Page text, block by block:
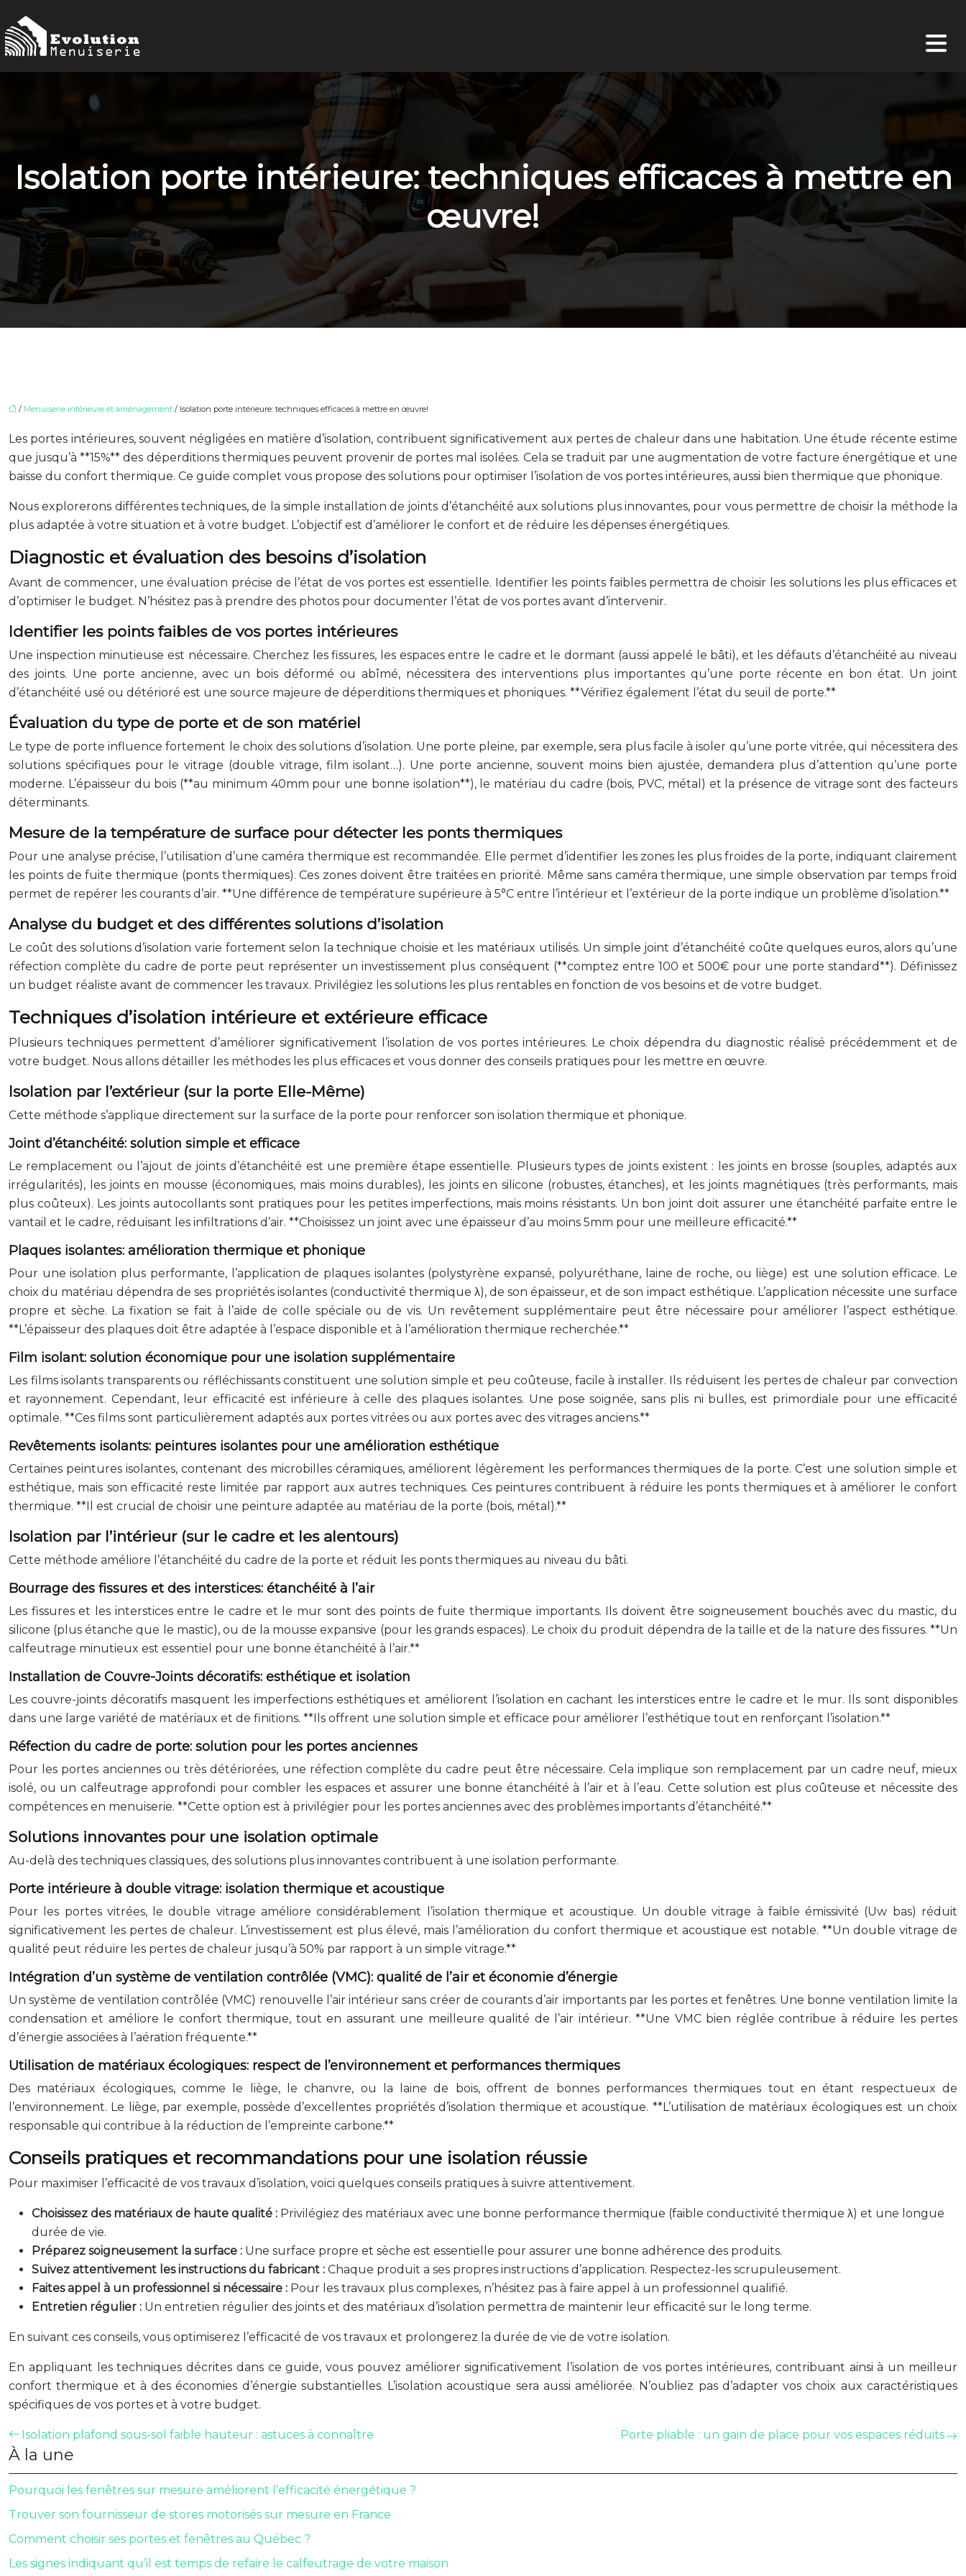
Isolation porte intérieure: techniques efficaces à mettre en
œuvre!
/ Menuiserie intérieure et aménagement / Isolation porte intérieure: techniques efficaces à mettre en œuvre!
Les portes intérieures, souvent négligées en matière d’isolation, contribuent significativement aux pertes de chaleur dans une habitation. Une étude récente estime
que jusqu’à **15%** des déperditions thermiques peuvent provenir de portes mal isolées. Cela se traduit par une augmentation de votre facture énergétique et une
baisse du confort thermique. Ce guide complet vous propose des solutions pour optimiser l’isolation de vos portes intérieures, aussi bien thermique que phonique.
Nous explorerons différentes techniques, de la simple installation de joints d’étanchéité aux solutions plus innovantes, pour vous permettre de choisir la méthode la
plus adaptée à votre situation et à votre budget. L’objectif est d’améliorer le confort et de réduire les dépenses énergétiques.
Diagnostic et évaluation des besoins d’isolation
Avant de commencer, une évaluation précise de l’état de vos portes est essentielle. Identifier les points faibles permettra de choisir les solutions les plus efficaces et
d’optimiser le budget. N’hésitez pas à prendre des photos pour documenter l’état de vos portes avant d’intervenir.
Identifier les points faibles de vos portes intérieures
Une inspection minutieuse est nécessaire. Cherchez les fissures, les espaces entre le cadre et le dormant (aussi appelé le bâti), et les défauts d’étanchéité au niveau
des joints. Une porte ancienne, avec un bois déformé ou abîmé, nécessitera des interventions plus importantes qu’une porte récente en bon état. Un joint
d’étanchéité usé ou détérioré est une source majeure de déperditions thermiques et phoniques. **Vérifiez également l’état du seuil de porte.**
Évaluation du type de porte et de son matériel
Le type de porte influence fortement le choix des solutions d’isolation. Une porte pleine, par exemple, sera plus facile à isoler qu’une porte vitrée, qui nécessitera des
solutions spécifiques pour le vitrage (double vitrage, film isolant…). Une porte ancienne, souvent moins bien ajustée, demandera plus d’attention qu’une porte
moderne. L’épaisseur du bois (**au minimum 40mm pour une bonne isolation**), le matériau du cadre (bois, PVC, métal) et la présence de vitrage sont des facteurs
déterminants.
Mesure de la température de surface pour détecter les ponts thermiques
Pour une analyse précise, l’utilisation d’une caméra thermique est recommandée. Elle permet d’identifier les zones les plus froides de la porte, indiquant clairement
les points de fuite thermique (ponts thermiques). Ces zones doivent être traitées en priorité. Même sans caméra thermique, une simple observation par temps froid
permet de repérer les courants d’air. **Une différence de température supérieure à 5°C entre l’intérieur et l’extérieur de la porte indique un problème d’isolation.**
Analyse du budget et des différentes solutions d’isolation
Le coût des solutions d’isolation varie fortement selon la technique choisie et les matériaux utilisés. Un simple joint d’étanchéité coûte quelques euros, alors qu’une
réfection complète du cadre de porte peut représenter un investissement plus conséquent (**comptez entre 100 et 500€ pour une porte standard**). Définissez
un budget réaliste avant de commencer les travaux. Privilégiez les solutions les plus rentables en fonction de vos besoins et de votre budget.
Techniques d’isolation intérieure et extérieure efficace
Plusieurs techniques permettent d’améliorer significativement l’isolation de vos portes intérieures. Le choix dépendra du diagnostic réalisé précédemment et de
votre budget. Nous allons détailler les méthodes les plus efficaces et vous donner des conseils pratiques pour les mettre en œuvre.
Isolation par l’extérieur (sur la porte Elle-Même)
Cette méthode s’applique directement sur la surface de la porte pour renforcer son isolation thermique et phonique.
Joint d’étanchéité: solution simple et efficace
Le remplacement ou l’ajout de joints d’étanchéité est une première étape essentielle. Plusieurs types de joints existent : les joints en brosse (souples, adaptés aux
irrégularités), les joints en mousse (économiques, mais moins durables), les joints en silicone (robustes, étanches), et les joints magnétiques (très performants, mais
plus coûteux). Les joints autocollants sont pratiques pour les petites imperfections, mais moins résistants. Un bon joint doit assurer une étanchéité parfaite entre le
vantail et le cadre, réduisant les infiltrations d’air. **Choisissez un joint avec une épaisseur d’au moins 5mm pour une meilleure efficacité.**
Plaques isolantes: amélioration thermique et phonique
Pour une isolation plus performante, l’application de plaques isolantes (polystyrène expansé, polyuréthane, laine de roche, ou liège) est une solution efficace. Le
choix du matériau dépendra de ses propriétés isolantes (conductivité thermique λ), de son épaisseur, et de son impact esthétique. L’application nécessite une surface
propre et sèche. La fixation se fait à l’aide de colle spéciale ou de vis. Un revêtement supplémentaire peut être nécessaire pour améliorer l’aspect esthétique.
**L’épaisseur des plaques doit être adaptée à l’espace disponible et à l’amélioration thermique recherchée.**
Film isolant: solution économique pour une isolation supplémentaire
Les films isolants transparents ou réfléchissants constituent une solution simple et peu coûteuse, facile à installer. Ils réduisent les pertes de chaleur par convection
et rayonnement. Cependant, leur efficacité est inférieure à celle des plaques isolantes. Une pose soignée, sans plis ni bulles, est primordiale pour une efficacité
optimale. **Ces films sont particulièrement adaptés aux portes vitrées ou aux portes avec des vitrages anciens.**
Revêtements isolants: peintures isolantes pour une amélioration esthétique
Certaines peintures isolantes, contenant des microbilles céramiques, améliorent légèrement les performances thermiques de la porte. C’est une solution simple et
esthétique, mais son efficacité reste limitée par rapport aux autres techniques. Ces peintures contribuent à réduire les ponts thermiques et à améliorer le confort
thermique. **Il est crucial de choisir une peinture adaptée au matériau de la porte (bois, métal).**
Isolation par l’intérieur (sur le cadre et les alentours)
Cette méthode améliore l’étanchéité du cadre de la porte et réduit les ponts thermiques au niveau du bâti.
Bourrage des fissures et des interstices: étanchéité à l’air
Les fissures et les interstices entre le cadre et le mur sont des points de fuite thermique importants. Ils doivent être soigneusement bouchés avec du mastic, du
silicone (plus étanche que le mastic), ou de la mousse expansive (pour les grands espaces). Le choix du produit dépendra de la taille et de la nature des fissures. **Un
calfeutrage minutieux est essentiel pour une bonne étanchéité à l’air.**
Installation de Couvre-Joints décoratifs: esthétique et isolation
Les couvre-joints décoratifs masquent les imperfections esthétiques et améliorent l’isolation en cachant les interstices entre le cadre et le mur. Ils sont disponibles
dans une large variété de matériaux et de finitions. **Ils offrent une solution simple et efficace pour améliorer l’esthétique tout en renforçant l’isolation.**
Réfection du cadre de porte: solution pour les portes anciennes
Pour les portes anciennes ou très détériorées, une réfection complète du cadre peut être nécessaire. Cela implique son remplacement par un cadre neuf, mieux
isolé, ou un calfeutrage approfondi pour combler les espaces et assurer une bonne étanchéité à l’air et à l’eau. Cette solution est plus coûteuse et nécessite des
compétences en menuiserie. **Cette option est à privilégier pour les portes anciennes avec des problèmes importants d’étanchéité.**
Solutions innovantes pour une isolation optimale
Au-delà des techniques classiques, des solutions plus innovantes contribuent à une isolation performante.
Porte intérieure à double vitrage: isolation thermique et acoustique
Pour les portes vitrées, le double vitrage améliore considérablement l’isolation thermique et acoustique. Un double vitrage à faible émissivité (Uw bas) réduit
significativement les pertes de chaleur. L’investissement est plus élevé, mais l’amélioration du confort thermique et acoustique est notable. **Un double vitrage de
qualité peut réduire les pertes de chaleur jusqu’à 50% par rapport à un simple vitrage.**
Intégration d’un système de ventilation contrôlée (VMC): qualité de l’air et économie d’énergie
Un système de ventilation contrôlée (VMC) renouvelle l’air intérieur sans créer de courants d’air importants par les portes et fenêtres. Une bonne ventilation limite la
condensation et améliore le confort thermique, tout en assurant une meilleure qualité de l’air intérieur. **Une VMC bien réglée contribue à réduire les pertes
d’énergie associées à l’aération fréquente.**
Utilisation de matériaux écologiques: respect de l’environnement et performances thermiques
Des matériaux écologiques, comme le liège, le chanvre, ou la laine de bois, offrent de bonnes performances thermiques tout en étant respectueux de
l’environnement. Le liège, par exemple, possède d’excellentes propriétés d’isolation thermique et acoustique. **L’utilisation de matériaux écologiques est un choix
responsable qui contribue à la réduction de l’empreinte carbone.**
Conseils pratiques et recommandations pour une isolation réussie
Pour maximiser l’efficacité de vos travaux d’isolation, voici quelques conseils pratiques à suivre attentivement.
Choisissez des matériaux de haute qualité : Privilégiez des matériaux avec une bonne performance thermique (faible conductivité thermique λ) et une longue
durée de vie.
Préparez soigneusement la surface : Une surface propre et sèche est essentielle pour assurer une bonne adhérence des produits.
Suivez attentivement les instructions du fabricant : Chaque produit a ses propres instructions d’application. Respectez-les scrupuleusement.
Faites appel à un professionnel si nécessaire : Pour les travaux plus complexes, n’hésitez pas à faire appel à un professionnel qualifié.
Entretien régulier : Un entretien régulier des joints et des matériaux d’isolation permettra de maintenir leur efficacité sur le long terme.
En suivant ces conseils, vous optimiserez l’efficacité de vos travaux et prolongerez la durée de vie de votre isolation.
En appliquant les techniques décrites dans ce guide, vous pouvez améliorer significativement l’isolation de vos portes intérieures, contribuant ainsi à un meilleur
confort thermique et à des économies d’énergie substantielles. L’isolation acoustique sera aussi améliorée. N’oubliez pas d’adapter vos choix aux caractéristiques
spécifiques de vos portes et à votre budget.
Isolation plafond sous-sol faible hauteur : astuces à connaître Porte pliable : un gain de place pour vos espaces réduits
À la une
Pourquoi les fenêtres sur mesure améliorent l’efficacité énergétique ?
Trouver son fournisseur de stores motorisés sur mesure en France
Comment choisir ses portes et fenêtres au Québec ?
Les signes indiquant qu’il est temps de refaire le calfeutrage de votre maison